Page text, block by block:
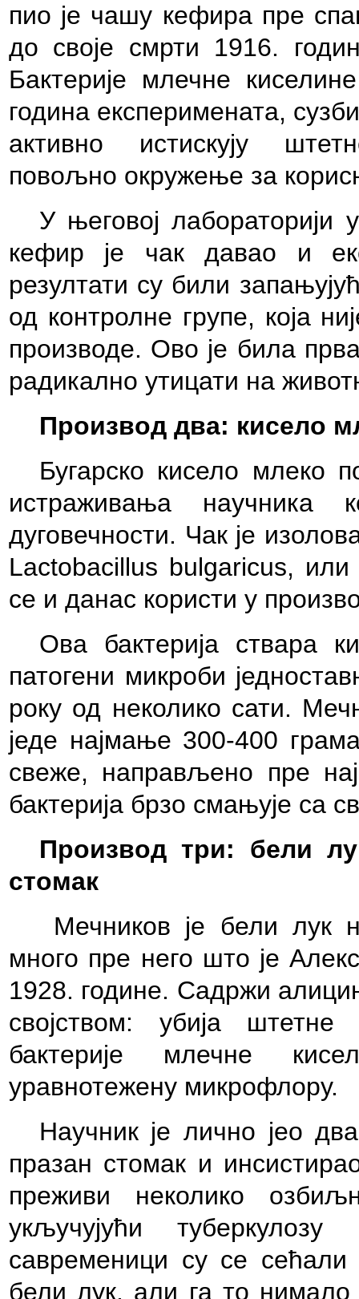
пио је чашу кефира пре
до своје смрти 1916.
Бактерије млечне
година експеримената,
активно истискују
повољно окружење за
У његовој лабораторији
кефир је чак давао и
резултати су били
од контролне групе, која
производе. Ово је била
радикално утицати на
Производ два: кисело
Бугарско кисело млеко
истраживања
дуговечности. Чак је
Lactobacillus bulgaricus, или
се и данас користи у
Ова бактерија ствара
патогени микроби
року од неколико сати.
једе најмање 300-400
свеже, направљено пре
бактерија брзо смањује са
Производ три: бели
стомак
Мечников је бели лук
много пре него што је
1928. године. Садржи
својством: убија
бактерије млечне
уравнотежену микрофлору.
Научник је лично јео
празан стомак и
преживи неколико
укључујући
савременици су се
бели лук, али га то